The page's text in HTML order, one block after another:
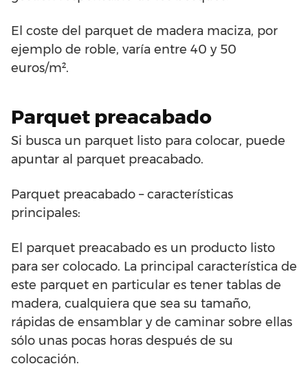
El coste del parquet de madera maciza, por
ejemplo de roble, varía entre 40 y 50
euros/m².
Parquet preacabado
Si busca un parquet listo para colocar, puede
apuntar al parquet preacabado.
Parquet preacabado – características
principales:
El parquet preacabado es un producto listo
para ser colocado. La principal característica de
este parquet en particular es tener tablas de
madera, cualquiera que sea su tamaño,
rápidas de ensamblar y de caminar sobre ellas
sólo unas pocas horas después de su
colocación.